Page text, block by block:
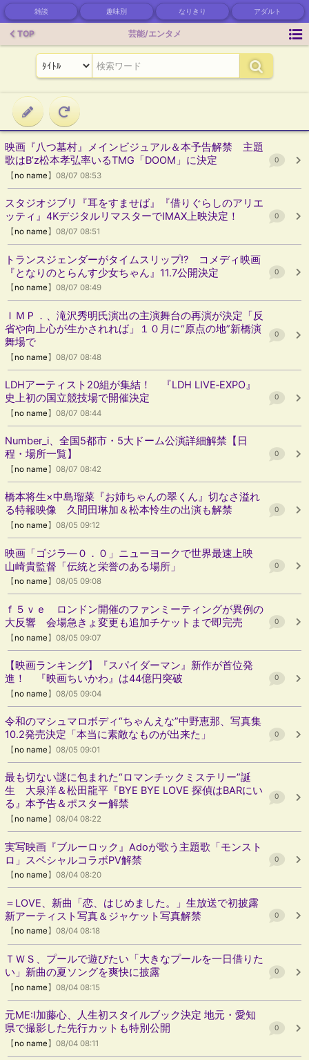
雑談 趣味別 なりきり アダルト
TOP 芸能/エンタメ
映画『八つ墓村』メインビジュアル＆本予告解禁 主題
歌はB’z松本孝弘率いるTMG「DOOM」に決定
【no name 】08/07 08:53
0
スタジオジブリ『耳をすませば』『借りぐらしのアリエ
ッティ』4KデジタルリマスターでIMAX上映決定！
【no name 】08/07 08:51
0
トランスジェンダーがタイムスリップ!? コメディ映画
『となりのとらんす少女ちゃん』11.7公開決定
【no name 】08/07 08:49
0
ＩＭＰ．、滝沢秀明氏演出の主演舞台の再演が決定「反
省や向上心が生かされれば」１０月に“原点の地”新橋演
舞場で
【no name】08/07 08:48
0
LDHアーティスト20組が集結！ 『LDH LIVE‐EXPO』
史上初の国立競技場で開催決定
【no name】08/07 08:44
0
Number_i、全国5都市・5大ドーム公演詳細解禁【日
程・場所一覧】
【no name 】08/07 08:42
0
橋本将生×中島瑠菜『お姉ちゃんの翠くん』切なさ溢れ
る特報映像 久間田琳加＆松本怜生の出演も解禁
【no name 】08/05 09:12
0
映画「ゴジラ―０．０」ニューヨークで世界最速上映
山崎貴監督「伝統と栄誉のある場所」
【no name 】08/05 09:08
0
ｆ５ｖｅ ロンドン開催のファンミーティングが異例の
大反響 会場急きょ変更も追加チケットまで即完売
【no name】08/05 09:07
0
【映画ランキング】『スパイダーマン』新作が首位発
進！ 『映画ちいかわ』は44億円突破
【no name】08/05 09:04
0
令和のマシュマロボディ“ちゃんえな”中野恵那、写真集
10.2発売決定「本当に素敵なものが出来た」
【no name】08/05 09:01
0
最も切ない謎に包まれた“ロマンチックミステリー”誕
生 大泉洋＆松田龍平『BYE BYE LOVE 探偵はBARにい
る』本予告＆ポスター解禁
【no name 】08/04 08:22
0
実写映画『ブルーロック』Adoが歌う主題歌「モンスト
ロ」スペシャルコラボPV解禁
【no name 】08/04 08:20
0
＝LOVE、新曲「恋、はじめました。」生放送で初披露
新アーティスト写真＆ジャケット写真解禁
【no name 】08/04 08:18
0
ＴＷＳ、プールで遊びたい「大きなプールを一日借りた
い」新曲の夏ソングを爽快に披露
【no name】08/04 08:15
0
元ME:I加藤心、人生初スタイルブック決定 地元・愛知
県で撮影した先行カットも特別公開
【no name】08/04 08:11
0